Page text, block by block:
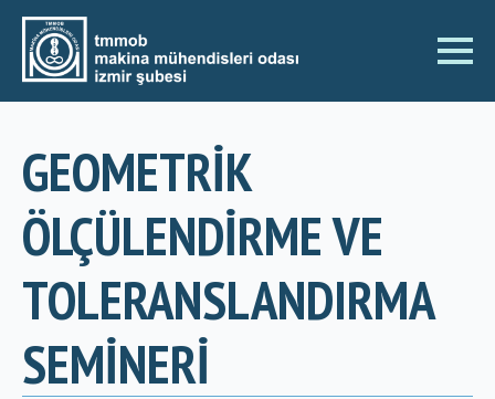
GEOMETRİK
ÖLÇÜLENDİRME VE
TOLERANSLANDIRMA
SEMİNERİ